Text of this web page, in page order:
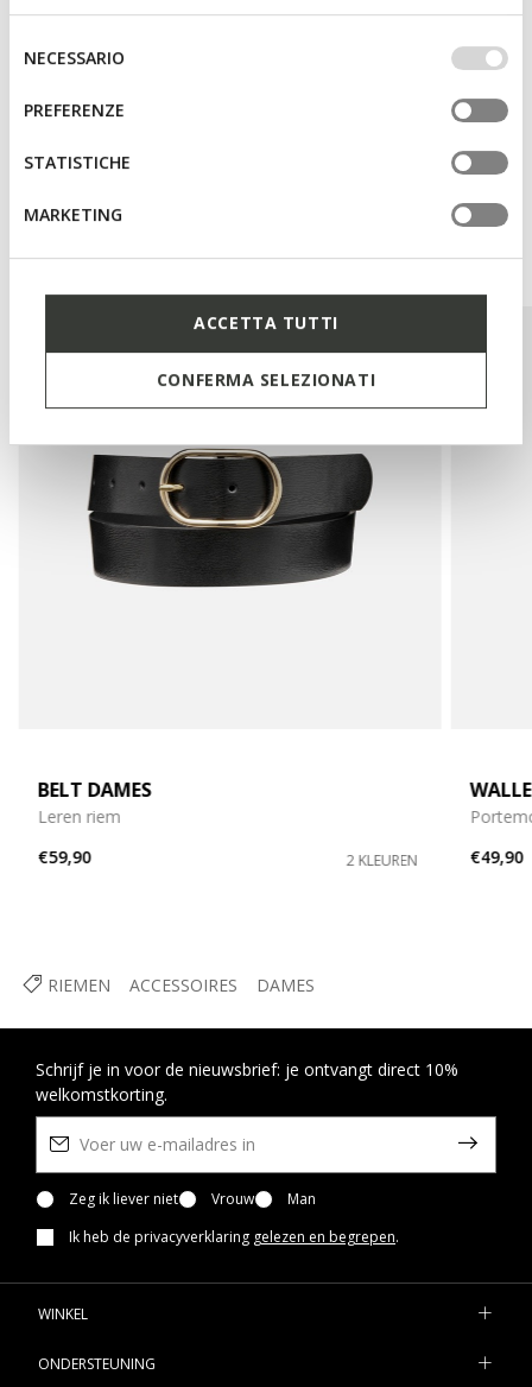
base dei tuoi gusti ed interessi. Selezionando
IMPOSTAZIONI potrai anche scegliere quali cookies ed
altri strumenti di tracciamento autorizzare. Per maggiori
informazioni o per modificare in qualsiasi momento le
tue impostazioni, visita la nostra
consenso
NECESSARIO
PREFERENZE
STATISTICHE
MARKETING
ACCETTA TUTTI
CONFERMA SELEZIONATI
RIEMEN ACCESSOIRES DAMES
Misschien vindt u dit ook leuk
Onlangs bekeken
BELT DAMES
Leren riem
€59,90
2 KLEUREN
€49,90
Schrijf je in voor de nieuwsbrief: je ontvangt direct 10%
welkomstkorting.
Zeg ik liever niet Vrouw
Man
Ik heb de privacyverklaring gelezen en begrepen.
WINKEL
ONDERSTEUNING